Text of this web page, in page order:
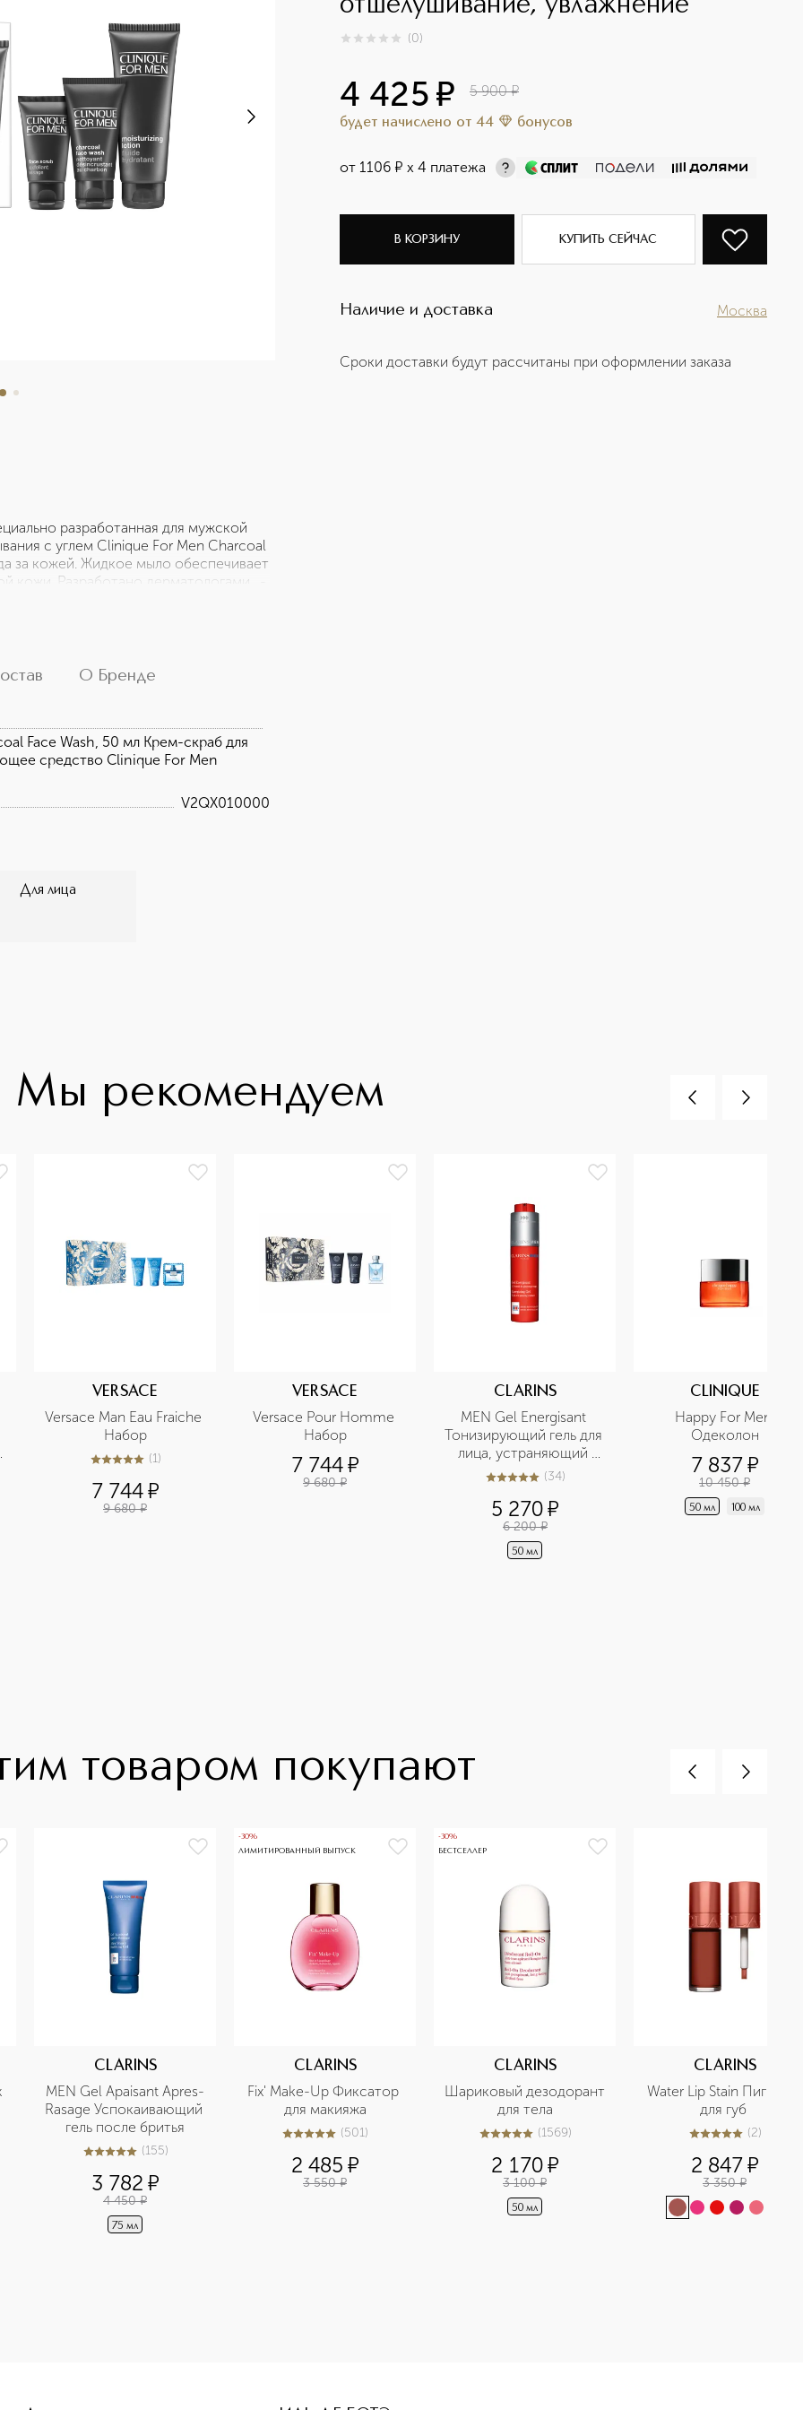
отшелушивание, увлажнение
0из 0 (0)
4 425 ¤ 5 900 ¤
будет начислено от 44 бонусов
от 1106 ¤ х 4 платежа
В КОРЗИНУ КУПИТЬ СЕЙЧАС
Наличие и доставка Москва
Сроки доставки будут рассчитаны при оформлении заказа
разработанная для мужской
с углем Clinique For Men Charcoal
за кожей. Жидкое мыло обеспечивает
кожи. Разработано дерматологами. -
Lotion, 100 мл. 3-й шаг 3-
помогает восстановить баланс
О Бренде
Face Wash, 50 мл Крем-скраб для
средство Clinique For Men
V2QX010000
Для лица
Мы рекомендуем
VERSACE
Versace Man Eau Fraiche
Набор
5из 51 (1)
7 744¤
9 680 ¤
VERSACE
Versace Pour Homme
Набор
7 744¤
9 680 ¤
CLARINS
MEN Gel Energisant
Тонизирующий гель для
лица, устраняющий
следы усталости
5из 534 (34)
5 270¤
6 200 ¤
50 мл
CLINIQUE
Happy For Men
Одеколон
7 837¤
10 450 ¤
50 мл 100 мл
товаром покупают
CLARINS
MEN Gel Apaisant Apres-
Rasage Успокаивающий
гель после бритья
5из 5155 (155)
3 782 ¤
4 450 ¤
75 мл
-30%
ЛИМИТИРОВАННЫЙ ВЫПУСК
CLARINS
Fix' Make-Up Фиксатор
для макияжа
5из 5501 (501)
2 485 ¤
3 550 ¤
-30%
БЕСТСЕЛЛЕР
CLARINS
Шариковый дезодорант
для тела
5из 51569 (1569)
2 170¤
3 100 ¤
50 мл
CLARINS
Water Lip Stain Пигмент
для губ
5из 52 (2)
2 847¤
3 350 ¤